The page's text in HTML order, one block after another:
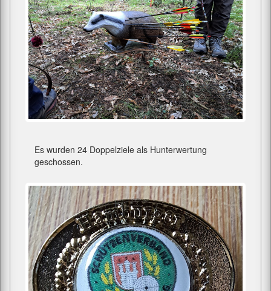
Es wurden 24 Doppelziele als Hunterwertung
geschossen.